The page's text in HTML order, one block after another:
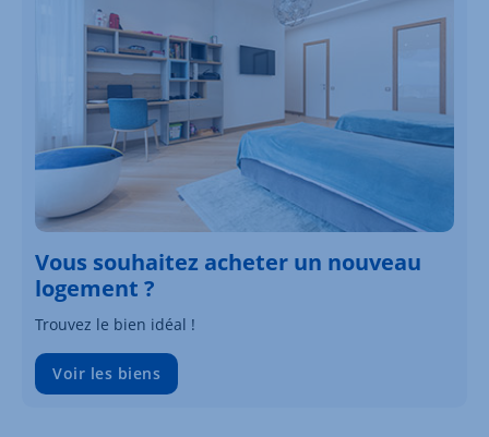
Vous souhaitez acheter un nouveau
logement ?
Trouvez le bien idéal !
Voir les biens